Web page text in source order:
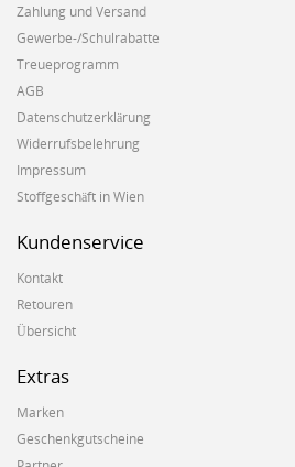
Zahlung und Versand
Gewerbe-/Schulrabatte
Treueprogramm
AGB
Datenschutzerklärung
Widerrufsbelehrung
Impressum
Stoffgeschäft in Wien
Kundenservice
Kontakt
Retouren
Übersicht
Extras
Marken
Geschenkgutscheine